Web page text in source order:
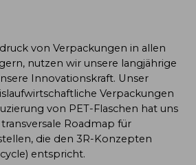
von Verpackungen in allen
nutzen wir unsere langjährige
Innovationskraft. Unser
Verpackungen
von PET-Flaschen hat uns
Roadmap für
die den 3R-Konzepten
entspricht.